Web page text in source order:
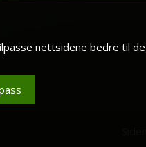
nettsidene bedre til